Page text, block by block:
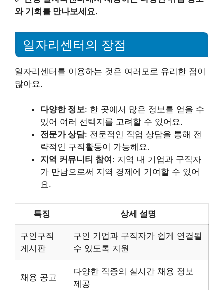
와 기회를 만나보세요.
일자리센터의 장점
일자리센터를 이용하는 것은 여러모로 유리한 점이
많아요.
다양한 정보: 한 곳에서 많은 정보를 얻을 수
있어 여러 선택지를 고려할 수 있어요.
전문가 상담: 전문적인 직업 상담을 통해 전
략적인 구직활동이 가능해요.
지역 커뮤니티 참여: 지역 내 기업과 구직자
가 만남으로써 지역 경제에 기여할 수 있어
요.
특징 상세 설명
구인구직
게시판
구인 기업과 구직자가 쉽게 연결될
수 있도록 지원
채용 공고
다양한 직종의 실시간 채용 정보
제공